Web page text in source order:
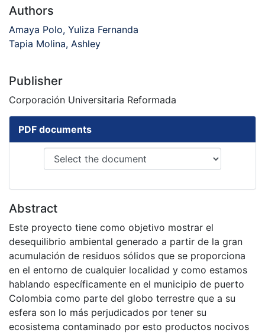
Authors
Amaya Polo, Yuliza Fernanda
Tapia Molina, Ashley
Publisher
Corporación Universitaria Reformada
PDF documents
Abstract
Este proyecto tiene como objetivo mostrar el
desequilibrio ambiental generado a partir de la gran
acumulación de residuos sólidos que se proporciona
en el entorno de cualquier localidad y como estamos
hablando específicamente en el municipio de puerto
Colombia como parte del globo terrestre que a su
esfera son lo más perjudicados por tener su
ecosistema contaminado por esto productos nocivos